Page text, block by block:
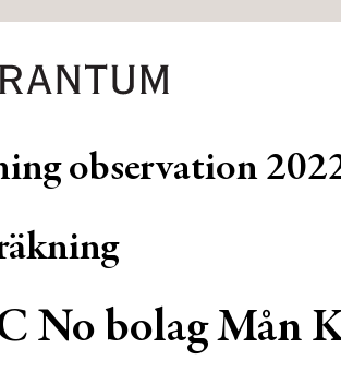
observation
No bolag Mån